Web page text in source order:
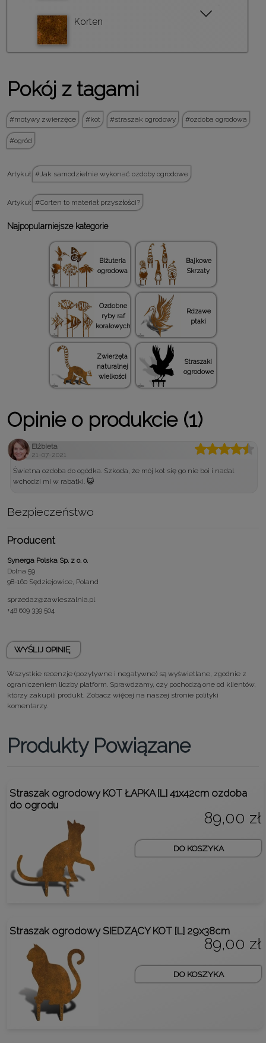
Korten
Pokój z tagami
motywy zwierzęce kot straszak ogrodowy ozdoba ogrodowa
ogród
Artykuł Jak samodzielnie wykonać ozdoby ogrodowe
Artykuł Corten to materiał przyszłości?
Najpopularniejsze kategorie
Biżuteria
ogrodowa
Bajkowe
Skrzaty
Ozdobne
ryby raf
koralowych
Rdzawe
ptaki
Zwierzęta
naturalnej
wielkości
Straszaki
ogrodowe
Opinie o produkcie (1)
Elżbieta
21-07-2021
Świetna ozdoba do ogódka. Szkoda, że mój kot się go nie boi i nadal
wchodzi mi w rabatki. 😺
Bezpieczeństwo
Producent
Synerga Polska Sp. z o. o.
Dolna 59
98-160 Sędziejowice, Poland
sprzedaz@zawieszalnia.pl
+48 609 339 504
WYŚLIJ OPINIĘ
Wszystkie recenzje (pozytywne i negatywne) są wyświetlane, zgodnie z
ograniczeniem liczby platform. Sprawdzamy, czy pochodzą one od klientów,
którzy zakupili produkt. Zobacz więcej na naszej stronie polityki
komentarzy.
Produkty Powiązane
Straszak ogrodowy KOT ŁAPKA [L] 41x42cm ozdoba
do ogrodu
89,00 zł
DO KOSZYKA
Straszak ogrodowy SIEDZĄCY KOT [L] 29x38cm
89,00 zł
DO KOSZYKA